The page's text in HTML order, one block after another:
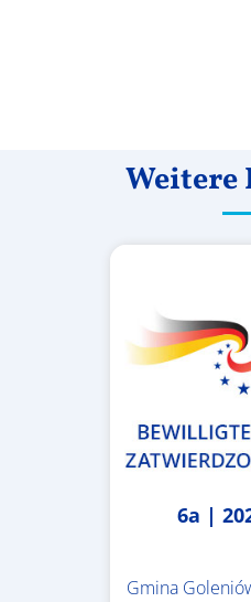
Weitere
6a |
Gmina